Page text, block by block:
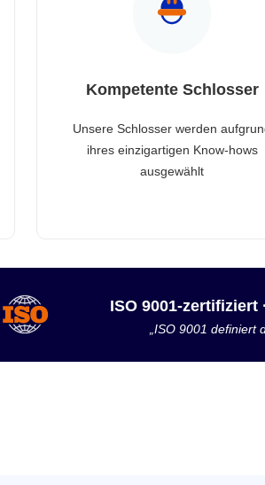
Kompetente Schlosser
Unsere Schlosser werden
ihres einzigartigen Know-hows
ausgewählt
ISO 9001-zertifiziert ·
„ISO 9001